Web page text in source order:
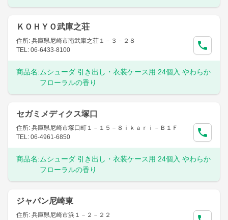
ＫＯＨＹＯ武庫之荘
住所: 兵庫県尼崎市南武庫之荘１－３－２８
TEL: 06-6433-8100
商品名: ムシューダ 引き出し・衣装ケース用 24個入 やわらか
フローラルの香り
セガミメディクス塚口
住所: 兵庫県尼崎市塚口町１－１５－８ｉｋａｒｉ－Ｂ１Ｆ
TEL: 06-4961-6850
商品名: ムシューダ 引き出し・衣装ケース用 24個入 やわらか
フローラルの香り
ジャパン尼崎東
住所: 兵庫県尼崎市浜１－２－２２